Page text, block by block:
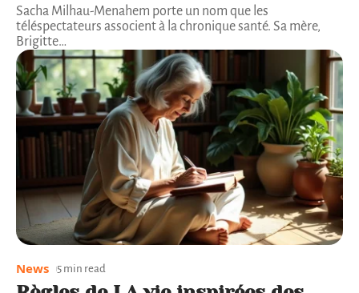
Sacha Milhau-Menahem porte un nom que les
téléspectateurs associent à la chronique santé. Sa mère,
Brigitte…
News 5 min read